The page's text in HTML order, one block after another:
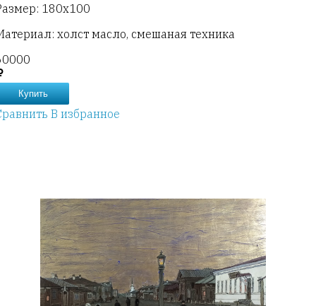
180х100
холст масло, смешаная техника
Купить
В избранное